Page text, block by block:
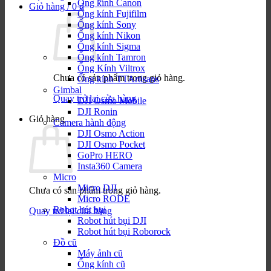
Giỏ hàng /0₫
Chưa có sản phẩm trong giỏ hàng.
Quay trở lại cửa hàng
Giỏ hàng
Chưa có sản phẩm trong giỏ hàng.
Quay trở lại cửa hàng
Ống kính Canon
Ống kính Fujifilm
Ống kính Sony
Ống kính Nikon
Ống kính Sigma
Ống kính Tamron
Ống Kính Viltrox
Ống kính TTArtisans
Gimbal
DJI Osmo Mobile
DJI Ronin
Camera hành động
DJI Osmo Action
DJI Osmo Pocket
GoPro HERO
Insta360 Camera
Micro
Micro DJI
Micro RODE
Robot hút bụi
Robot hút bụi DJI
Robot hút bụi Roborock
Đồ cũ
Máy ảnh cũ
Ống kính cũ